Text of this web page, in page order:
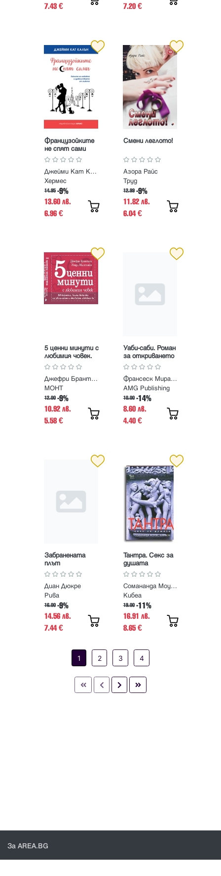
7.43 €
7.20 €
Французойките
не спят сами
Джейми Кат Калън
Хермес
14.95 -9%
13.60 лв.
6.96 €
Смени леглото!
Азора Райс
Труд
12.99 -9%
11.82 лв.
6.04€
5 ценни минути с
любимия човек.
100 дейности,
които всеки ден
ще увеличават и
обновяват
любовта ви
Джефри Брантли, Уенди Милстайн
МОНТ
12.00 -9%
10.92 лв.
5.58€
Уаби-саби. Роман
за откриването
на красотата в
несъвършенство
то
Франсеск Миралес
AMG Publishing
10.00 -14%
8.60 лв.
4.40 €
Забранената
плът
Диан Дюкре
Рива
16.00 -9%
14.56 лв.
7.44€
Тантра. Секс за
душата
Сомананда Моузес Маймон
Кибеа
19.00 -11%
16.91 лв.
8.65 €
1 2 3 4
За AREA.BG